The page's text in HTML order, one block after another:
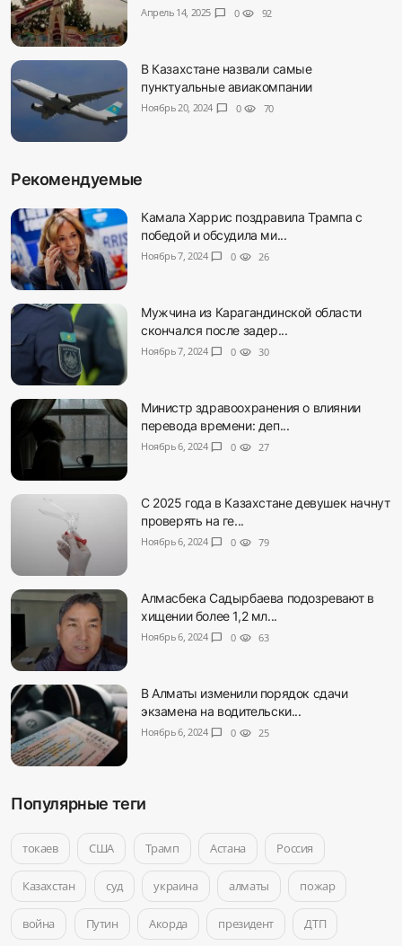
Апрель 14, 2025 chat_bubble 0 visibility 92
В Казахстане назвали самые
пунктуальные авиакомпании
Ноябрь 20, 2024 chat_bubble 0 visibility 70
Рекомендуемые
Камала Харрис поздравила Трампа с
победой и обсудила ми...
Ноябрь 7, 2024 chat_bubble 0 visibility 26
Мужчина из Карагандинской области
скончался после задер...
Ноябрь 7, 2024 chat_bubble 0 visibility 30
Министр здравоохранения о влиянии
перевода времени: деп...
Ноябрь 6, 2024 chat_bubble 0 visibility 27
С 2025 года в Казахстане девушек начнут
проверять на ге...
Ноябрь 6, 2024 chat_bubble 0 visibility 79
Алмасбека Садырбаева подозревают в
хищении более 1,2 мл...
Ноябрь 6, 2024 chat_bubble 0 visibility 63
В Алматы изменили порядок сдачи
экзамена на водительски...
Ноябрь 6, 2024 chat_bubble 0 visibility 25
Популярные теги
токаев США Трамп Астана Россия
Казахстан суд украина алматы пожар
война Путин Акорда президент ДТП